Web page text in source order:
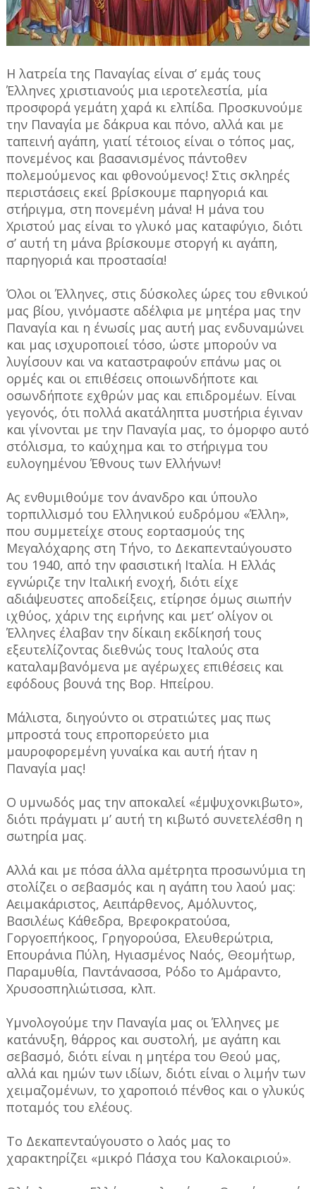
Η λατρεία της Παναγίας είναι σ’ εμάς τους
Έλληνες χριστιανούς μια ιεροτελεστία, μία
προσφορά γεμάτη χαρά κι ελπίδα. Προσκυνούμε
την Παναγία με δάκρυα και πόνο, αλλά και με
ταπεινή αγάπη, γιατί τέτοιος είναι ο τόπος μας,
πονεμένος και βασανισμένος πάντοθεν
πολεμούμενος και φθονούμενος! Στις σκληρές
περιστάσεις εκεί βρίσκουμε παρηγοριά και
στήριγμα, στη πονεμένη μάνα! Η μάνα του
Χριστού μας είναι το γλυκό μας καταφύγιο, διότι
σ’ αυτή τη μάνα βρίσκουμε στοργή κι αγάπη,
παρηγοριά και προστασία!
Όλοι οι Έλληνες, στις δύσκολες ώρες του εθνικού
μας βίου, γινόμαστε αδέλφια με μητέρα μας την
Παναγία και η ένωσίς μας αυτή μας ενδυναμώνει
και μας ισχυροποιεί τόσο, ώστε μπορούν να
λυγίσουν και να καταστραφούν επάνω μας οι
ορμές και οι επιθέσεις οποιωνδήποτε και
οσωνδήποτε εχθρών μας και επιδρομέων. Είναι
γεγονός, ότι πολλά ακατάληπτα μυστήρια έγιναν
και γίνονται με την Παναγία μας, το όμορφο αυτό
στόλισμα, το καύχημα και το στήριγμα του
ευλογημένου Έθνους των Ελλήνων!
Ας ενθυμιθούμε τον άνανδρο και ύπουλο
τορπιλλισμό του Ελληνικού ευδρόμου «Έλλη»,
που συμμετείχε στους εορτασμούς της
Μεγαλόχαρης στη Τήνο, το Δεκαπενταύγουστο
του 1940, από την φασιστική Ιταλία. Η Ελλάς
εγνώριζε την Ιταλική ενοχή, διότι είχε
αδιάψευστες αποδείξεις, ετίρησε όμως σιωπήν
ιχθύος, χάριν της ειρήνης και μετ’ ολίγον οι
Έλληνες έλαβαν την δίκαιη εκδίκησή τους
εξευτελίζοντας διεθνώς τους Ιταλούς στα
καταλαμβανόμενα με αγέρωχες επιθέσεις και
εφόδους βουνά της Βορ. Ηπείρου.
Μάλιστα, διηγούντο οι στρατιώτες μας πως
μπροστά τους επροπορεύετο μια
μαυροφορεμένη γυναίκα και αυτή ήταν η
Παναγία μας!
Ο υμνωδός μας την αποκαλεί «έμψυχονκιβωτο»,
διότι πράγματι μ’ αυτή τη κιβωτό συνετελέσθη η
σωτηρία μας.
Αλλά και με πόσα άλλα αμέτρητα προσωνύμια τη
στολίζει ο σεβασμός και η αγάπη του λαού μας:
Αειμακάριστος, Αειπάρθενος, Αμόλυντος,
Βασιλέως Κάθεδρα, Βρεφοκρατούσα,
Γοργοεπήκοος, Γρηγορούσα, Ελευθερώτρια,
Επουράνια Πύλη, Ηγιασμένος Ναός, Θεομήτωρ,
Παραμυθία, Παντάνασσα, Ρόδο το Αμάραντο,
Χρυσοσπηλιώτισσα, κλπ.
Υμνολογούμε την Παναγία μας οι Έλληνες με
κατάνυξη, θάρρος και συστολή, με αγάπη και
σεβασμό, διότι είναι η μητέρα του Θεού μας,
αλλά και ημών των ιδίων, διότι είναι ο λιμήν των
χειμαζομένων, το χαροποιό πένθος και ο γλυκύς
ποταμός του ελέους.
Το Δεκαπενταύγουστο ο λαός μας το
χαρακτηρίζει «μικρό Πάσχα του Καλοκαιριού».